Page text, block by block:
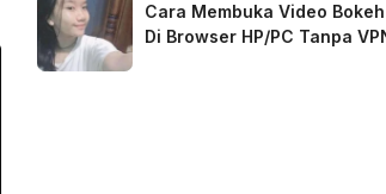
Cara Membuka Video Bokeh
Di Browser HP/PC Tanpa